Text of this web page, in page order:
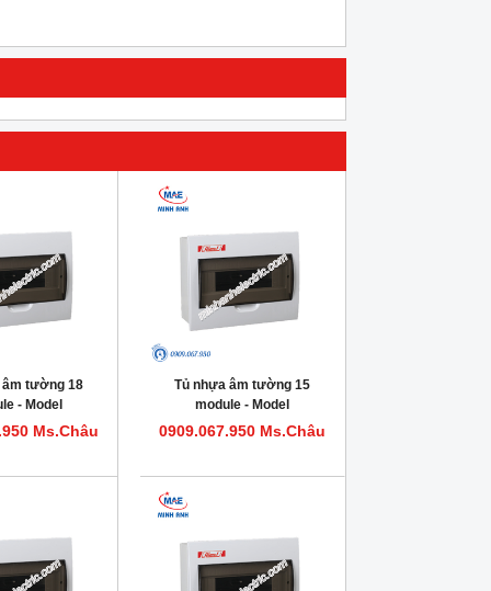
âm tường 18
- Model
Ms.Châu
Tủ nhựa âm tường 15
module - Model
HDPZ50PR15IP30F
0909.067.950 Ms.Châu